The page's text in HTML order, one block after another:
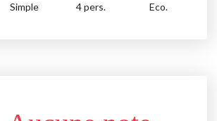
Simple 4 pers. Eco.